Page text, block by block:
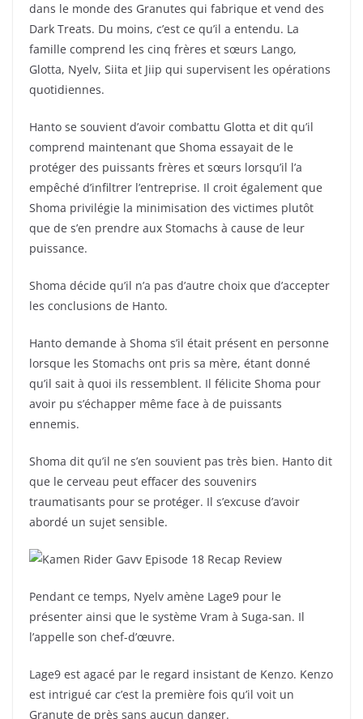
dans le monde des Granutes qui fabrique et vend des
Dark Treats. Du moins, c’est ce qu’il a entendu. La
famille comprend les cinq frères et sœurs Lango,
Glotta, Nyelv, Siita et Jiip qui supervisent les opérations
quotidiennes.
Hanto se souvient d’avoir combattu Glotta et dit qu’il
comprend maintenant que Shoma essayait de le
protéger des puissants frères et sœurs lorsqu’il l’a
empêché d’infiltrer l’entreprise. Il croit également que
Shoma privilégie la minimisation des victimes plutôt
que de s’en prendre aux Stomachs à cause de leur
puissance.
Shoma décide qu’il n’a pas d’autre choix que d’accepter
les conclusions de Hanto.
Hanto demande à Shoma s’il était présent en personne
lorsque les Stomachs ont pris sa mère, étant donné
qu’il sait à quoi ils ressemblent. Il félicite Shoma pour
avoir pu s’échapper même face à de puissants
ennemis.
Shoma dit qu’il ne s’en souvient pas très bien. Hanto dit
que le cerveau peut effacer des souvenirs
traumatisants pour se protéger. Il s’excuse d’avoir
abordé un sujet sensible.
Pendant ce temps, Nyelv amène Lage9 pour le
présenter ainsi que le système Vram à Suga-san. Il
l’appelle son chef-d’œuvre.
Lage9 est agacé par le regard insistant de Kenzo. Kenzo
est intrigué car c’est la première fois qu’il voit un
Granute de près sans aucun danger.